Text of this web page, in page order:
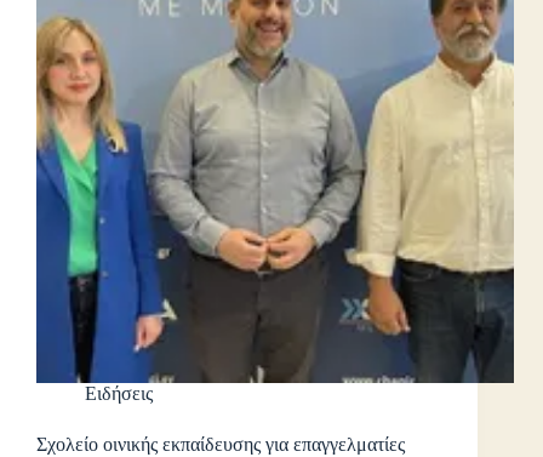
Ειδήσεις
Σχολείο οινικής εκπαίδευσης για επαγγελματίες